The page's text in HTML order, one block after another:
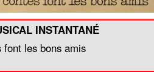
INSTANTANÉ
font les bons amis